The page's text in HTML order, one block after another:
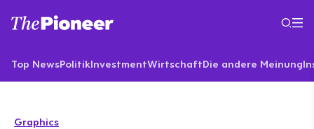
Top NewsPolitikInvestmentWirtschaftDie andere Meinung
Graphics